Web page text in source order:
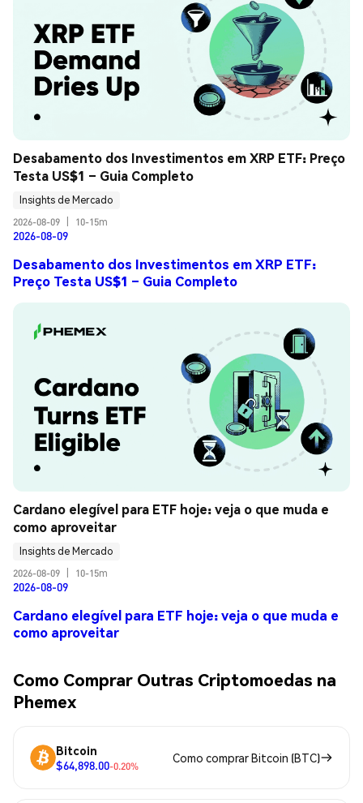
Desabamento dos Investimentos em XRP ETF: Preço
Testa US$1 – Guia Completo
Insights de Mercado
2026-08-09
10-15m
2026-08-09
Desabamento dos Investimentos em XRP ETF:
Preço Testa US$1 – Guia Completo
Cardano elegível para ETF hoje: veja o que muda e
como aproveitar
Insights de Mercado
2026-08-09
10-15m
2026-08-09
Cardano elegível para ETF hoje: veja o que muda e
como aproveitar
Como Comprar Outras Criptomoedas na
Phemex
Bitcoin
$64,898.00-0.20%
Como comprar Bitcoin (BTC)